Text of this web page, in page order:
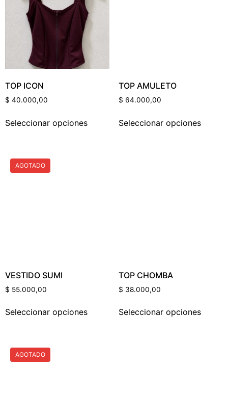
Etiquetas Del Producto
TOP ICON
$ 40.000,00
Seleccionar opciones
TOP AMULETO
$ 64.000,00
Seleccionar opciones
AGOTADO
VESTIDO SUMI
$ 55.000,00
Seleccionar opciones
TOP CHOMBA
$ 38.000,00
Seleccionar opciones
AGOTADO